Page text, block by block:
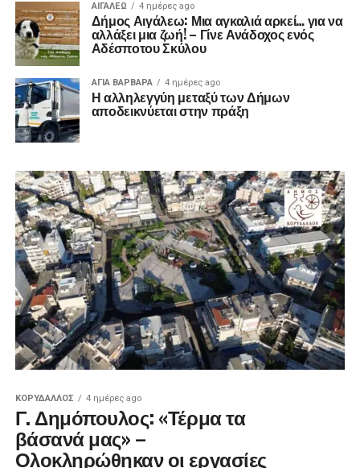
ΑΙΓΑΛΕΩ 4 ημέρες ago
Δήμος Αιγάλεω: Μια αγκαλιά αρκεί… για να
αλλάξει μια ζωή! – Γίνε Ανάδοχος ενός
Αδέσποτου Σκύλου
ΑΓΙΑ ΒΑΡΒΑΡΑ 4 ημέρες ago
Η αλληλεγγύη μεταξύ των Δήμων
αποδεικνύεται στην πράξη
ΚΟΡΥΔΑΛΛΟΣ 4 ημέρες ago
Γ. Δημόπουλος: «Τέρμα τα
βάσανά μας» –
Ολοκληρώθηκαν οι εργασίες